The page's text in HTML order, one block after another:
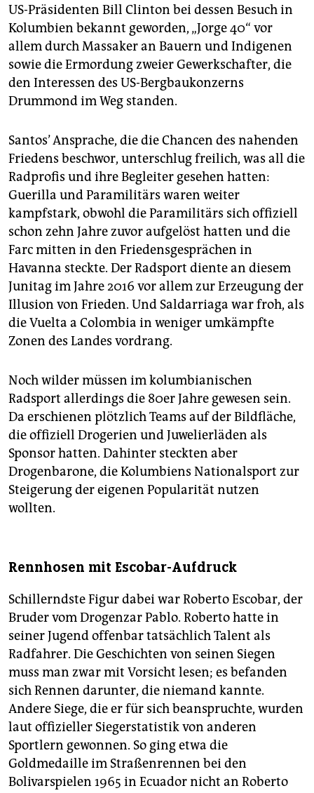
US-Präsidenten Bill Clinton bei dessen Besuch in
Kolumbien bekannt geworden, „Jorge 40“ vor
allem durch Massaker an Bauern und Indigenen
sowie die Ermordung zweier Gewerkschafter, die
den Interessen des US-Bergbaukonzerns
Drummond im Weg standen.
Santos’ Ansprache, die die Chancen des nahenden
Friedens beschwor, unterschlug freilich, was all die
Radprofis und ihre Begleiter gesehen hatten:
Guerilla und Paramilitärs waren weiter
kampfstark, obwohl die Paramilitärs sich offiziell
schon zehn Jahre zuvor aufgelöst hatten und die
Farc mitten in den Friedensgesprächen in
Havanna steckte. Der Radsport diente an diesem
Junitag im Jahre 2016 vor allem zur Erzeugung der
Illusion von Frieden. Und Saldarriaga war froh, als
die Vuelta a Colombia in weniger umkämpfte
Zonen des Landes vordrang.
Noch wilder müssen im kolumbianischen
Radsport allerdings die 80er Jahre gewesen sein.
Da erschienen plötzlich Teams auf der Bildfläche,
die offiziell Drogerien und Juwelierläden als
Sponsor hatten. Dahinter steckten aber
Drogenbarone, die Kolumbiens Nationalsport zur
Steigerung der eigenen Popularität nutzen
wollten.
Rennhosen mit Escobar-Aufdruck
Schillerndste Figur dabei war Roberto Escobar, der
Bruder vom Drogenzar Pablo. Roberto hatte in
seiner Jugend offenbar tatsächlich Talent als
Radfahrer. Die Geschichten von seinen Siegen
muss man zwar mit Vorsicht lesen; es befanden
sich Rennen darunter, die niemand kannte.
Andere Siege, die er für sich beanspruchte, wurden
laut offizieller Siegerstatistik von anderen
Sportlern gewonnen. So ging etwa die
Goldmedaille im Straßenrennen bei den
Bolivarspielen 1965 in Ecuador nicht an Roberto